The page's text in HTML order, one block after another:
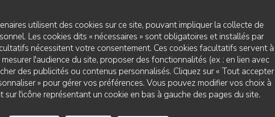
utilisent des cookies sur ce site, pouvant impliquer la collecte de
Les cookies dits « nécessaires » sont obligatoires et installés par
nécessitent votre consentement. Ces cookies facultatifs servent à
l'audience du site, proposer des fonctionnalités (ex : en lien avec
des publicités ou contenus personnalisés. Cliquez sur « Tout accepter
» pour gérer vos préférences. Vous pouvez modifier vos choix à
l'icône représentant un cookie en bas à gauche des pages du site.